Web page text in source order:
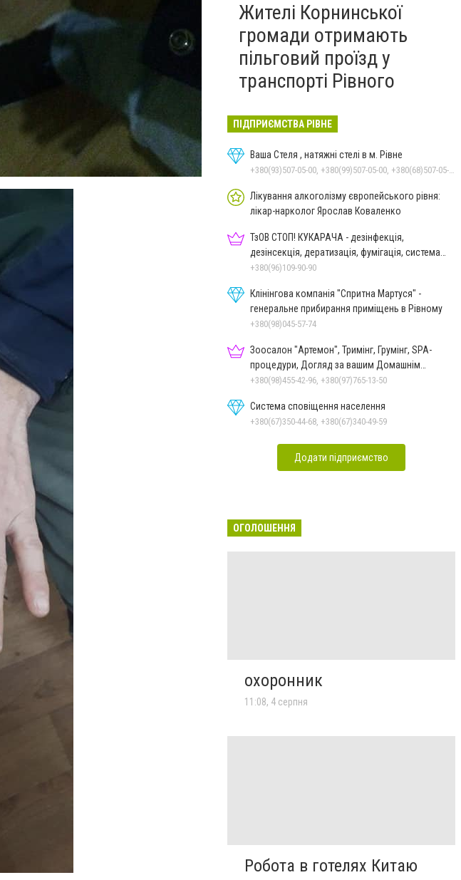
Жителі Корнинської
громади отримають
пільговий проїзд у
транспорті Рівного
ПІДПРИЄМСТВА РІВНЕ
Ваша Стеля , натяжні стелі в м. Рівне
+380(93)507-05-00, +380(99)507-05-00, +380(68)507-05-00
Лікування алкоголізму європейського рівня:
лікар-нарколог Ярослав Коваленко
ТзОВ СТОП! КУКАРАЧА - дезінфекція,
дезінсекція, дератизація, фумігація, система
HACCP
+380(96)109-90-90
Клінінгова компанія "Спритна Мартуся" -
генеральне прибирання приміщень в Рівному
+380(98)045-57-74
Зоосалон "Артемон", Тримінг, Грумінг, SPA-
процедури, Догляд за вашим Домашнім
Улюбленцем
+380(98)455-42-96, +380(97)765-13-50
Система сповіщення населення
+380(67)350-44-68, +380(67)340-49-59
Додати підприємство
ОГОЛОШЕННЯ
охоронник
11:08, 4 серпня
Робота в готелях Китаю